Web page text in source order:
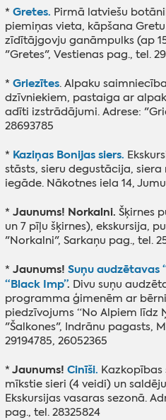
* Gretes. Pirmā latviešu
piemiņas vieta, kāpšana
zīdītājgovju ganāmpulks (ap
"Gretes", Vestienas pag., tel.
* Griezītes. Alpaku
dzīvniekiem, pastaiga ar
adīti izstrādājumi. Adrese:
28693785
* Kaziņas Bonijas siers.
stāsts, sieru degustācija,
iegāde. Nākotnes iela 14,
* Jaunums! Norkalni. Šķirnes
un 7 pīļu šķirnes), ekskursija,
"Norkalni", Sarkaņu pag., tel.
* Jaunums! Suņu audzētavas
“Black Imp”. Divu suņu
programma ģimenēm ar
piedzīvojums “No Alpiem līdz
"Šalkones", Indrānu pagasts,
29194785, 26052365
* Jaunums! Cinīši.
mīkstie sieri (4 veidi) un
Ekskursijas vasaras sezonā.
pag., tel. 28325824